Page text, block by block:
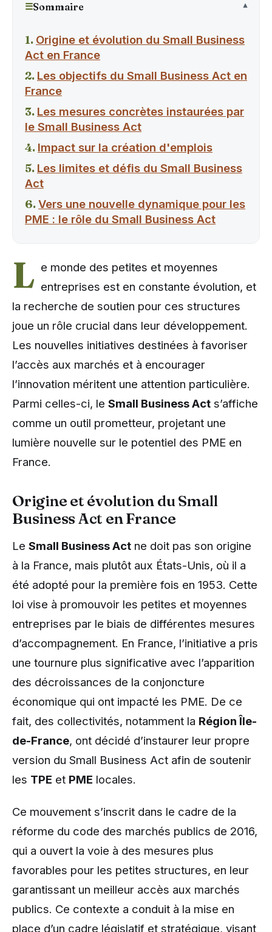
☰Sommaire
Origine et évolution du Small Business
Act en France
Les objectifs du Small Business Act en
France
Les mesures concrètes instaurées par
le Small Business Act
Impact sur la création d'emplois
Les limites et défis du Small Business
Act
Vers une nouvelle dynamique pour les
PME : le rôle du Small Business Act
L e monde des petites et moyennes
entreprises est en constante évolution, et
la recherche de soutien pour ces structures
joue un rôle crucial dans leur développement.
Les nouvelles initiatives destinées à favoriser
l’accès aux marchés et à encourager
l’innovation méritent une attention particulière.
Parmi celles-ci, le Small Business Act s’affiche
comme un outil prometteur, projetant une
lumière nouvelle sur le potentiel des PME en
France.
Origine et évolution du Small
Business Act en France
Le Small Business Act ne doit pas son origine
à la France, mais plutôt aux États-Unis, où il a
été adopté pour la première fois en 1953. Cette
loi vise à promouvoir les petites et moyennes
entreprises par le biais de différentes mesures
d’accompagnement. En France, l’initiative a pris
une tournure plus significative avec l’apparition
des décroissances de la conjoncture
économique qui ont impacté les PME. De ce
fait, des collectivités, notamment la Région Île-
de-France, ont décidé d’instaurer leur propre
version du Small Business Act afin de soutenir
les TPE et PME locales.
Ce mouvement s’inscrit dans le cadre de la
réforme du code des marchés publics de 2016,
qui a ouvert la voie à des mesures plus
favorables pour les petites structures, en leur
garantissant un meilleur accès aux marchés
publics. Ce contexte a conduit à la mise en
place d’un cadre législatif et stratégique, visant